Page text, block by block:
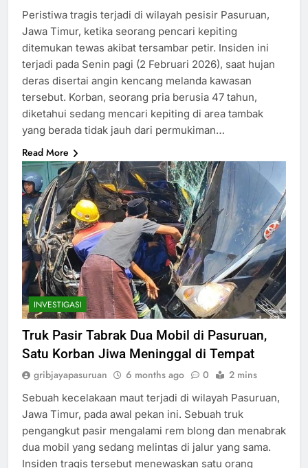
Peristiwa tragis terjadi di wilayah pesisir Pasuruan,
Jawa Timur, ketika seorang pencari kepiting
ditemukan tewas akibat tersambar petir. Insiden ini
terjadi pada Senin pagi (2 Februari 2026), saat hujan
deras disertai angin kencang melanda kawasan
tersebut. Korban, seorang pria berusia 47 tahun,
diketahui sedang mencari kepiting di area tambak
yang berada tidak jauh dari permukiman…
Read More
INVESTIGASI
Truk Pasir Tabrak Dua Mobil di Pasuruan,
Satu Korban Jiwa Meninggal di Tempat
gribjayapasuruan 6 months ago 0 2 mins
Sebuah kecelakaan maut terjadi di wilayah Pasuruan,
Jawa Timur, pada awal pekan ini. Sebuah truk
pengangkut pasir mengalami rem blong dan menabrak
dua mobil yang sedang melintas di jalur yang sama.
Insiden tragis tersebut menewaskan satu orang